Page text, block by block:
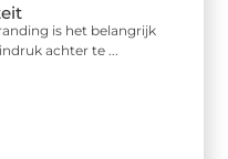
is het belangrijk
achter te ...